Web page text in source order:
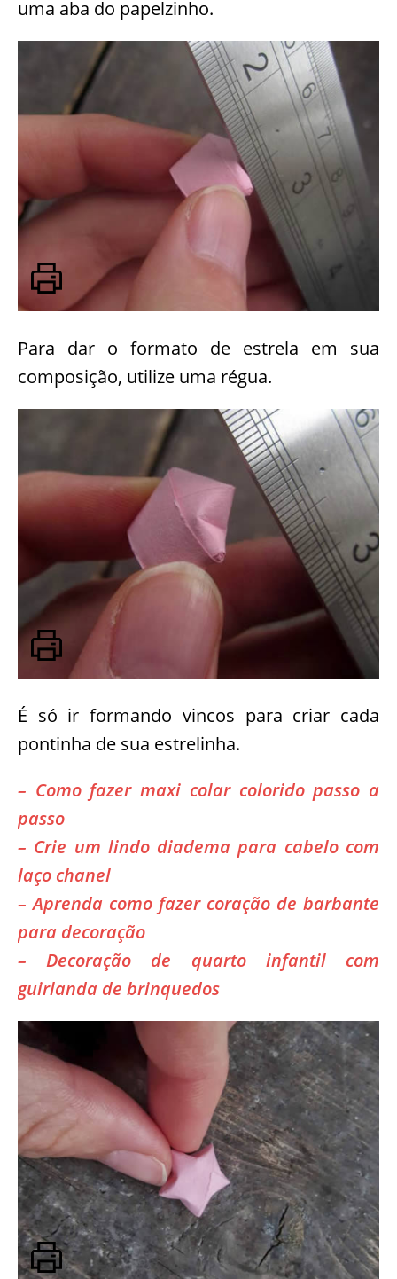
uma aba do papelzinho.
Para dar o formato de estrela em sua
composição, utilize uma régua.
É só ir formando vincos para criar cada
pontinha de sua estrelinha.
– Como fazer maxi colar colorido passo a
passo
– Crie um lindo diadema para cabelo com
laço chanel
– Aprenda como fazer coração de barbante
para decoração
– Decoração de quarto infantil com
guirlanda de brinquedos